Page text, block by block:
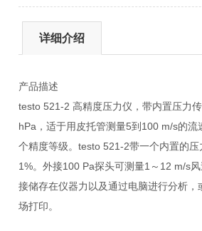
详细介绍
产品描述
testo 521-2 高精度压力仪，带内置压力
hPa，适于用皮托管测量5到100 m/s的流
个精度等级。testo 521-2带一个内置的压
1%。外接100 Pa探头可测量1～12 m/s
接储存在仪器力以及通过电脑进行分析
场打印。